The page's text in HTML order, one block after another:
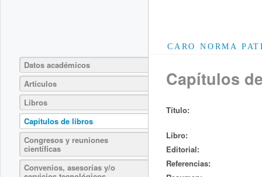
CARO NORMA
Datos académicos
Artículos
Libros
Capítulos de libros
Congresos y reuniones
científicas
Convenios, asesorías y/o
Capítulos
Título:
Libro:
Editorial:
Referencias: